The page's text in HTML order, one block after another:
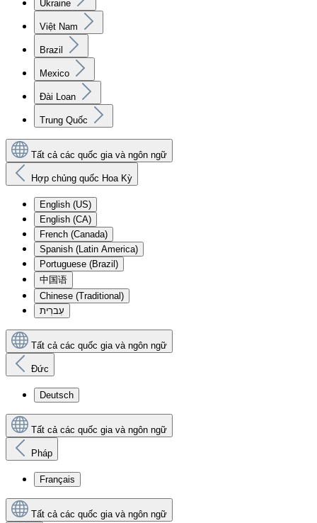
Ukraine
Việt Nam
Brazil
Mexico
Đài Loan
Trung Quốc
Tất cả các quốc gia và ngôn ngữ
Hợp chủng quốc Hoa Kỳ
English (US)
English (CA)
French (Canada)
Spanish (Latin America)
Portuguese (Brazil)
中国语
Chinese (Traditional)
עִברִית
Tất cả các quốc gia và ngôn ngữ
Đức
Deutsch
Tất cả các quốc gia và ngôn ngữ
Pháp
Français
Tất cả các quốc gia và ngôn ngữ